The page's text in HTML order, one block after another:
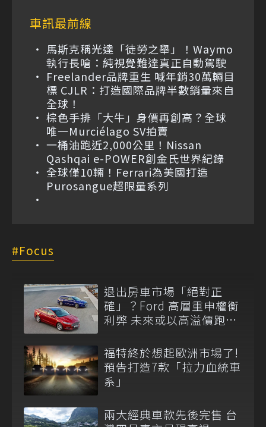
車訊最前線
馬斯克稱光達「徒勞之舉」！Waymo
執行長嗆：純視覺難達真正自動駕駛
Freelander品牌重生 喊年銷30萬輛目
標 CJLR：打造國際品牌半數銷量來自
全球！
棕色手排「大牛」身價再創高？全球
唯一Murciélago SV拍賣
一桶油跑近2,000公里！Nissan
Qashqai e-POWER創金氏世界紀錄
全球僅10輛！Ferrari為美國打造
Purosangue超限量系列
Focus
退出房車市場「絕對正
確」？Ford 高層重申權衡
利弊 未來或以高溢價跑房
福特終於想起歐洲市場了!
預告打造7款「拉力血統車
系」
兩大經典車款先後完售 台